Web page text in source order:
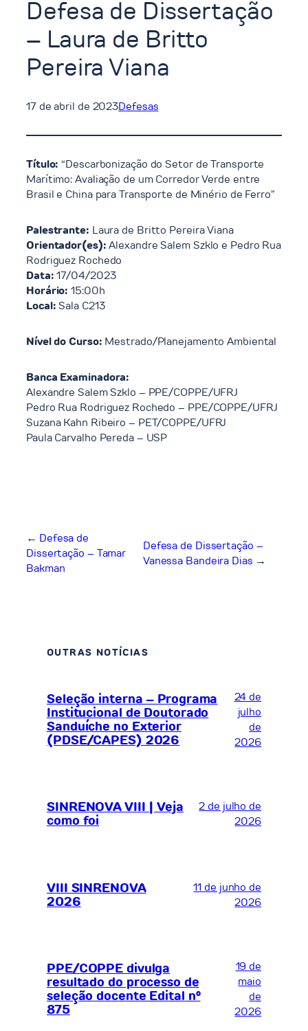
Defesa de Dissertação
– Laura de Britto
Pereira Viana
17 de abril de 2023Defesas
Título: “Descarbonização do Setor de Transporte
Marítimo: Avaliação de um Corredor Verde entre
Brasil e China para Transporte de Minério de Ferro”
Palestrante: Laura de Britto Pereira Viana
Orientador(es):Alexandre Salem Szklo e Pedro Rua
Rodriguez Rochedo
Data:17/04/2023
Horário:15:00h
Local:Sala C213
Nível do Curso: Mestrado/Planejamento Ambiental
Banca Examinadora:
Alexandre Salem Szklo – PPE/COPPE/UFRJ
Pedro Rua Rodriguez Rochedo – PPE/COPPE/UFRJ
Suzana Kahn Ribeiro – PET/COPPE/UFRJ
Paula Carvalho Pereda – USP
← Defesa de
Dissertação – Tamar
Bakman
Defesa de Dissertação –
Vanessa Bandeira Dias →
OUTRAS NOTÍCIAS
Seleção interna – Programa
Institucional de Doutorado
Sanduíche no Exterior
(PDSE/CAPES) 2026
24 de
julho
de
2026
SINRENOVA VIII | Veja
como foi
2 de julho de
2026
VIII SINRENOVA
2026
11 de junho de
2026
PPE/COPPE divulga
resultado do processo de
seleção docente Edital nº
875
19 de
maio
de
2026